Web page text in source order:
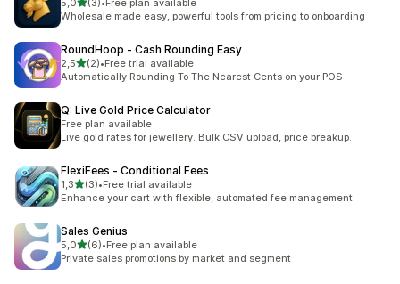
5,0 (3)
3 arvostelua yhteensä
•Free plan available
Wholesale made easy, powerful tools from pricing to onboarding
RoundHoop ‑ Cash Rounding Easy
2,5/ 5 tähteä
(2)
2 arvostelua yhteensä
•Free trial available
Automatically Rounding To The Nearest Cents on your POS
Q: Live Gold Price Calculator
Free plan available
Live gold rates for jewellery. Bulk CSV upload, price breakup.
FlexiFees ‑ Conditional Fees
1,3/ 5 tähteä
(3)
3 arvostelua yhteensä
•Free trial available
Enhance your cart with flexible, automated fee management.
Sales Genius
5,0/ 5 tähteä
(6)
6 arvostelua yhteensä
•Free plan available
Private sales promotions by market and segment